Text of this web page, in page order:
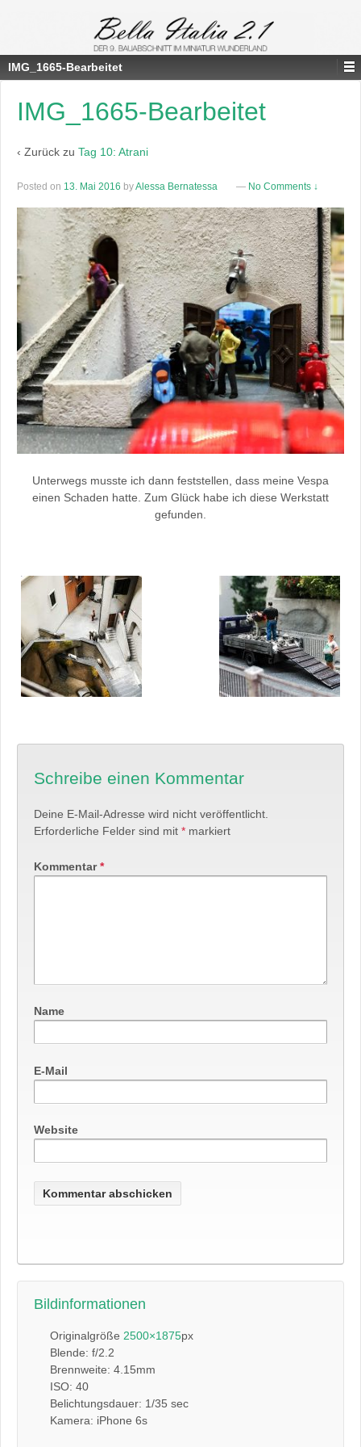
IMG_1665-Bearbeitet
IMG_1665-Bearbeitet
‹ Zurück zu Tag 10: Atrani
Posted on 13. Mai 2016 byAlessa Bernatessa — No Comments ↓
Unterwegs musste ich dann feststellen, dass meine Vespa
einen Schaden hatte. Zum Glück habe ich diese Werkstatt
gefunden.
Schreibe einen Kommentar
Deine E-Mail-Adresse wird nicht veröffentlicht.
Erforderliche Felder sind mit * markiert
Kommentar*
Name
E-Mail
Website
Bildinformationen
Originalgröße 2500×1875px
Blende: f/2.2
Brennweite: 4.15mm
ISO: 40
Belichtungsdauer: 1/35 sec
Kamera: iPhone 6s